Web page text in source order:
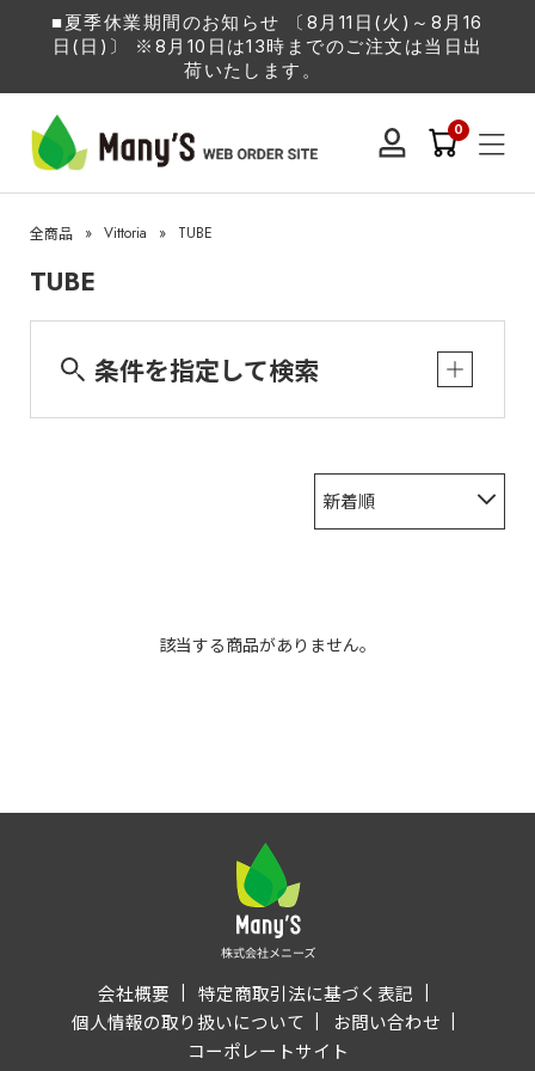
■夏季休業期間のお知らせ 〔8月11日(火)～8月16
日(日)〕 ※8月10日は13時までのご注文は当日出
荷いたします。
0
全商品 » Vittoria » TUBE
TUBE
条件を指定して検索
新着順
該当する商品がありません。
会社概要
特定商取引法に基づく表記
個人情報の取り扱いについて
お問い合わせ
コーポレートサイト